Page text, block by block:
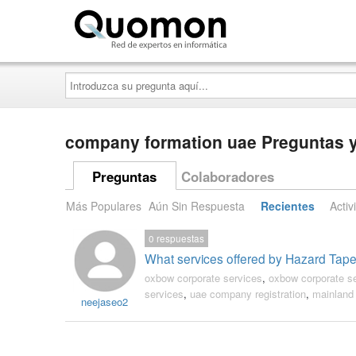
Introduzca
su
pregunta
aquí...
company formation uae Preguntas
Preguntas Colaboradores
Más Populares Aún Sin Respuesta Recientes
neejaseo2
What services offered by Hazard
0 respuestas
oxbow corporate services, oxbow corporate
services, uae company registration,